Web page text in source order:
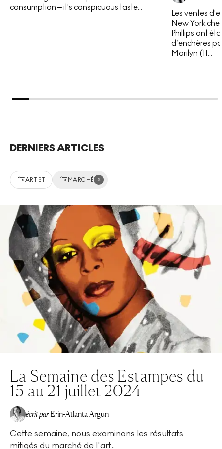
consumption – it's conspicuous taste...
Les ventes
New York
Phillips ont
d’enchères
Marilyn (II...
DERNIERS ARTICLES
ARTIST MARCHÉ x
La Semaine des Estampes du
15 au 21 juillet 2024
écrit par Erin-Atlanta Argun
Cette semaine, nous examinons les résultats
mitigés du marché de l'art...